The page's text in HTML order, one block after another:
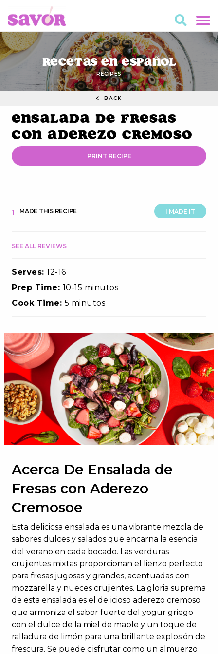
Recetas en Español
RECIPES
BACK
Ensalada de Fresas
con Aderezo Cremoso
PRINT RECIPE
I MADE IT
1 MADE THIS RECIPE
SEE ALL REVIEWS
Serves: 12-16
Prep Time: 10-15 minutos
Cook Time: 5 minutos
Acerca De Ensalada de
Fresas con Aderezo
Cremosoe
Esta deliciosa ensalada es una vibrante mezcla de
sabores dulces y salados que encarna la esencia
del verano en cada bocado. Las verduras
crujientes mixtas proporcionan el lienzo perfecto
para fresas jugosas y grandes, acentuadas con
mozzarella y nueces crujientes. La gloria suprema
de esta ensalada es el delicioso aderezo cremoso
que armoniza el sabor fuerte del yogur griego
con el dulce de la miel de maple y un toque de
ralladura de limón para una brillante explosión de
frescura. Se puede disfrutar como un almuerzo